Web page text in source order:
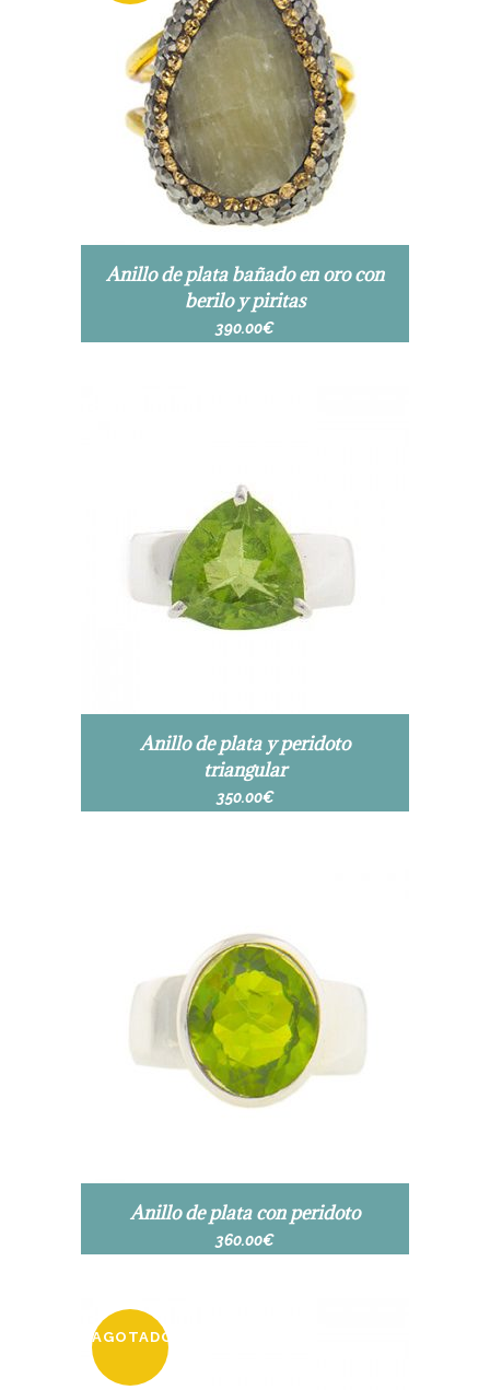
Anillo de plata bañado en oro con
berilo y piritas
390.00€
Anillo de plata y peridoto
triangular
350.00€
Anillo de plata con peridoto
360.00€
AGOTADO